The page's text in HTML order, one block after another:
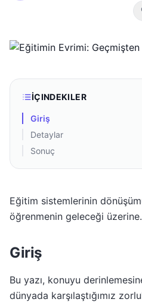
İÇINDEKILER
Giriş
Detaylar
Sonuç
Eğitim sistemlerinin
öğrenmenin geleceği üzerine.
Giriş
Bu yazı, konuyu
dünyada karşılaştığımız